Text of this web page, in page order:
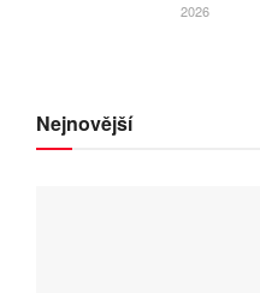
2026
Nejnovější